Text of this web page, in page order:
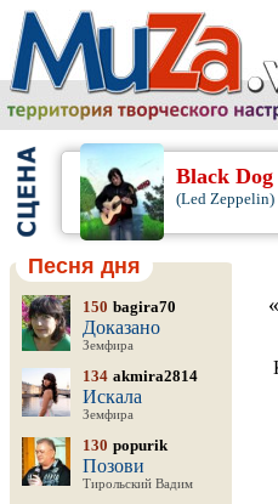
Black Dog
(Led Zeppelin)
Песня дня
150 bagira70
Доказано
Земфира
134 akmira2814
Искала
Земфира
130 popurik
Позови
Тирольский Вадим
«